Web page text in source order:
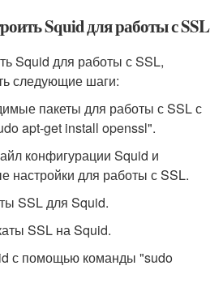
Squid для работы с SSL
Squid для работы с SSL,
следующие шаги:
пакеты для работы с SSL с
apt-get install openssl".
конфигурации Squid и
настройки для работы с SSL.
SSL для Squid.
SSL на Squid.
с помощью команды "sudo